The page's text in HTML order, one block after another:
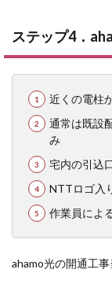
ステップ4．
近くの電柱
通常は既設
み
宅内の引込
NTTロゴ入
作業員によ
ahamo光の開通工